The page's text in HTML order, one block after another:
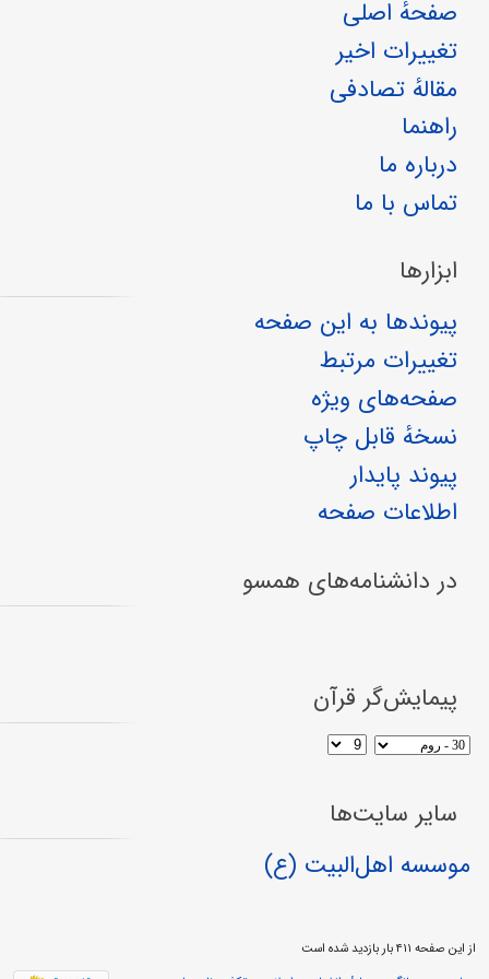
صفحهٔ اصلی
تغییرات اخیر
مقالهٔ تصادفی
راهنما
درباره ما
تماس با ما
ابزارها
پیوندها به این صفحه
تغییرات مرتبط
صفحه‌های ویژه
نسخهٔ قابل چاپ
پیوند پایدار
اطلاعات صفحه
در دانشنامه‌های همسو
پیمایش‌گر قرآن
سایر سایت‌ها
موسسه اهل‌البیت (ع)
از این صفحه ۴۱۱ بار بازدید شده است